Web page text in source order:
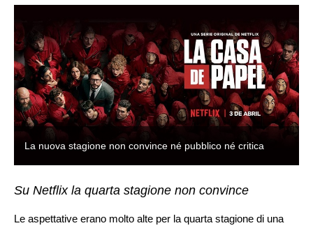
La nuova stagione non convince né pubblico né critica
Su Netflix la quarta stagione non convince
Le aspettative erano molto alte per la quarta stagione di una